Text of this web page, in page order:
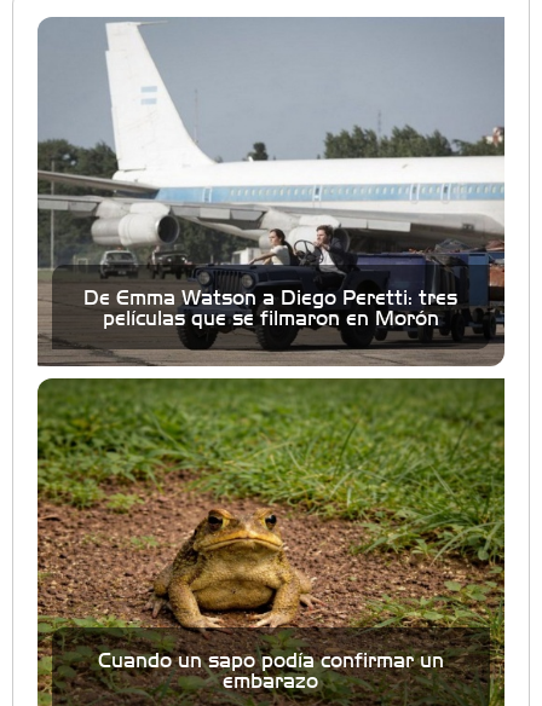
De Emma Watson a Diego Peretti: tres
películas que se filmaron en Morón
Cuando un sapo podía confirmar un
embarazo